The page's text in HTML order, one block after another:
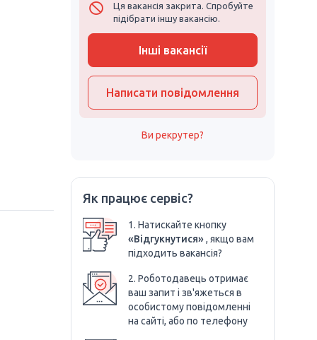
Ця вакансія закрита. Спробуйте
підібрати іншу вакансію.
Інші вакансії
Написати повідомлення
Ви рекрутер?
Як працює сервіс?
1. Натискайте кнопку
«Відгукнутися», якщо вам
підходить вакансія?
2. Роботодавець отримає
ваш запит і зв'яжеться в
особистому повідомленні
на сайті, або по телефону